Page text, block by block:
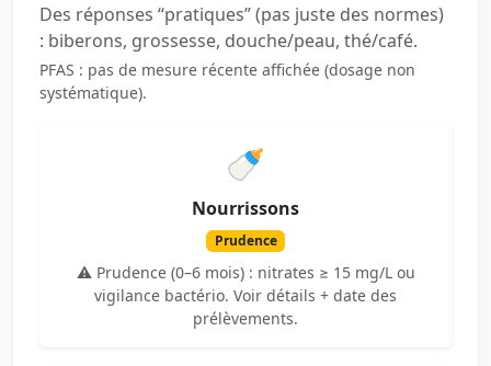
Des réponses “pratiques” (pas juste des normes)
: biberons, grossesse, douche/peau, thé/café.
PFAS : pas de mesure récente affichée (dosage non
systématique).
🍼
Nourrissons
Prudence
⚠️ Prudence (0–6 mois) : nitrates ≥ 15 mg/L ou
vigilance bactério. Voir détails + date des
prélèvements.